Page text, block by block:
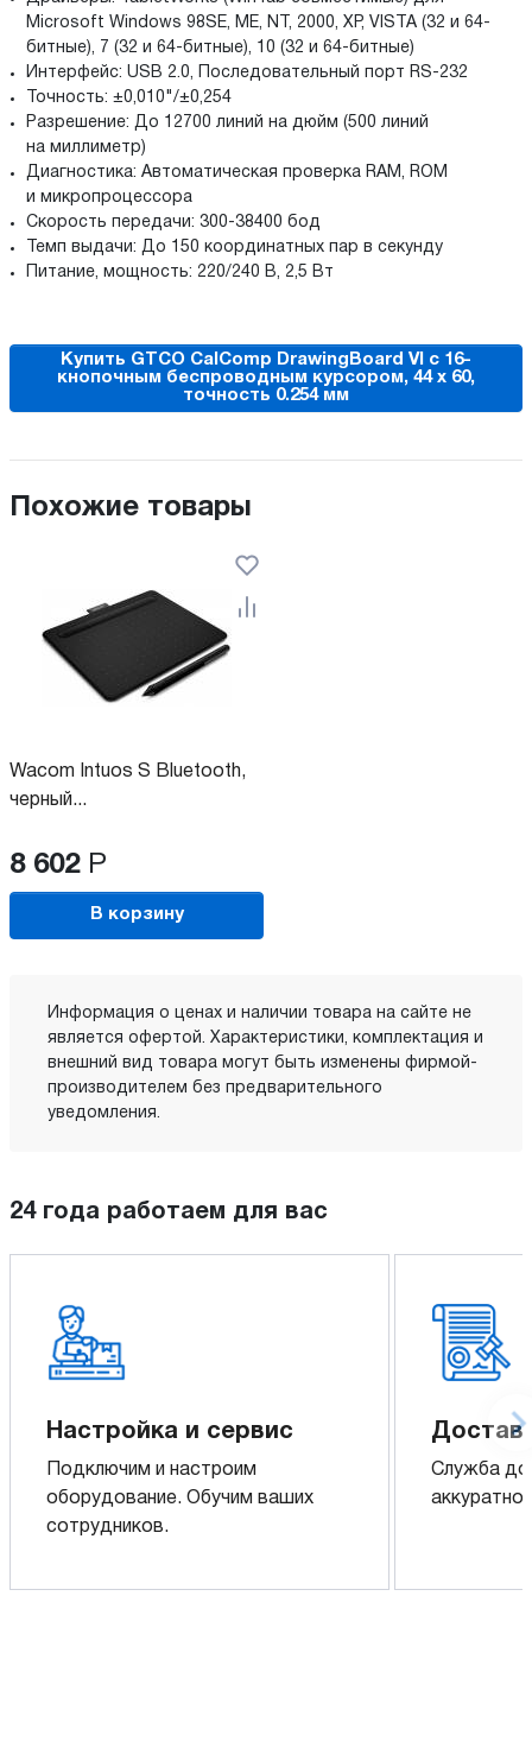
Microsoft Windows 98SE, МЕ, NT, 2000, ХР, VISTA (32 и 64-
битные), 7 (32 и 64-битные), 10 (32 и 64-битные)
Интерфейс: USB 2.0, Последовательный порт RS-232
Точность: ±0,010"/±0,254
Разрешение: До 12700 линий на дюйм (500 линий
на миллиметр)
Диагностика: Автоматическая проверка RAM, ROM
и микропроцессора
Скорость передачи: 300-38400 бод
Темп выдачи: До 150 координатных пар в секунду
Питание, мощность: 220/240 В, 2,5 Вт
Купить GTCO CalComp DrawingBoard VI с 16-
кнопочным беспроводным курсором, 44 x 60,
точность 0.254 мм
Похожие товары
Wacom Intuos S Bluetooth,
черный...
8 602 Р
В корзину
Информация о ценах и наличии товара на сайте не
является офертой. Характеристики, комплектация и
внешний вид товара могут быть изменены фирмой-
производителем без предварительного
уведомления.
24 года работаем для вас
Настройка и сервис
Подключим и настроим
оборудование. Обучим ваших
сотрудников.
Служба
аккуратно